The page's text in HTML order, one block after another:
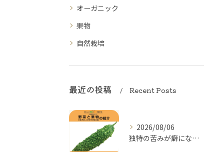
オーガニック
果物
自然栽培
最近の投稿 Recent Posts
2026/08/06
独特の苦みが癖になる！夏の元気をつくる「にがうり（ゴーヤー）...